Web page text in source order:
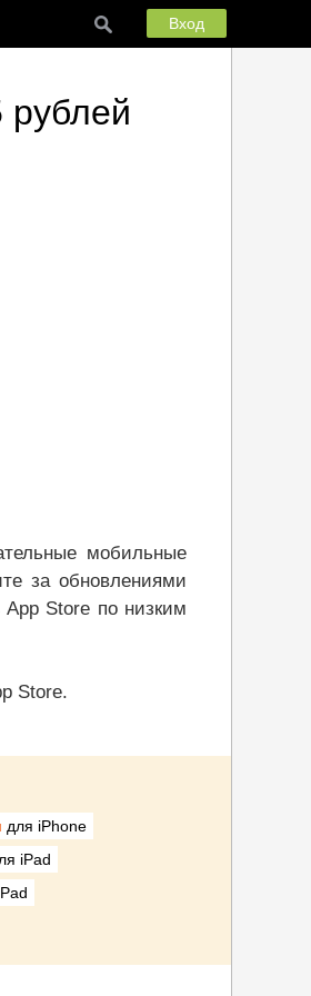
Вход
мобильные
за обновлениями
Store по низким
Store.
для iPhone
iPad